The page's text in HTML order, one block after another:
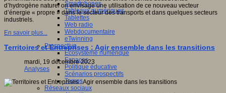
Smartphones
Tableaux numériques
Tablettes
Web radio
Webdocumentaire
eTwinning
Prospective
Ecosystème numérique
Espaces
Politique éducative
Scénarios prospectifs
Temps
Réseaux sociaux
d’hydrogène naturel on envisage une utilisation de ce nouveau vecteur
d’énergie « propre » dans le secteur des transports et dans quelques secteurs
industriels.
En savoir plus...
Territoires et Entreprises : Agir ensemble dans les transitions
mardi, 19 décembre 2023
Analyses